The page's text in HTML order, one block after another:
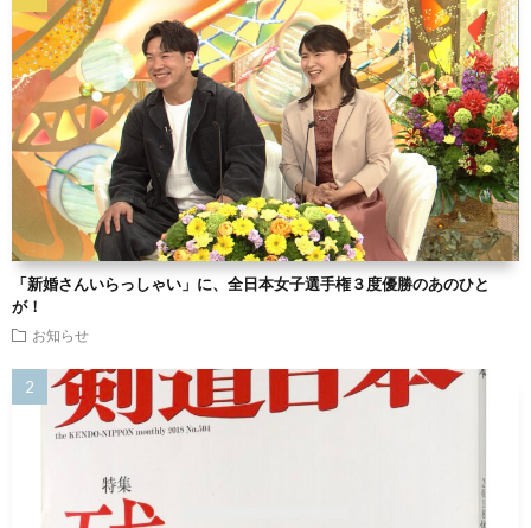
「新婚さんいらっしゃい」に、全日本女子選手権３度優勝のあのひと
が！
お知らせ